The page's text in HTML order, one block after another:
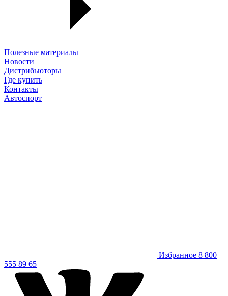
Полезные материалы
Новости
Дистрибьюторы
Где купить
Контакты
Автоспорт
Избранное 8 800
555 89 65